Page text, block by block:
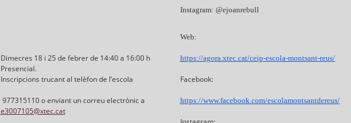
Instagram: @ejoanrebull
Dimecres 18 i 25 de febrer de 14:40 a 16:00 h
Presencial.
Inscripcions trucant al telèfon de l’escola
977315110 o enviant un correu electrònic a
e3007105@xtec.cat
Web:
https://agora.xtec.cat/ceip-escola-montsant-reus/
Facebook:
https://www.facebook.com/escolamontsantdereus/